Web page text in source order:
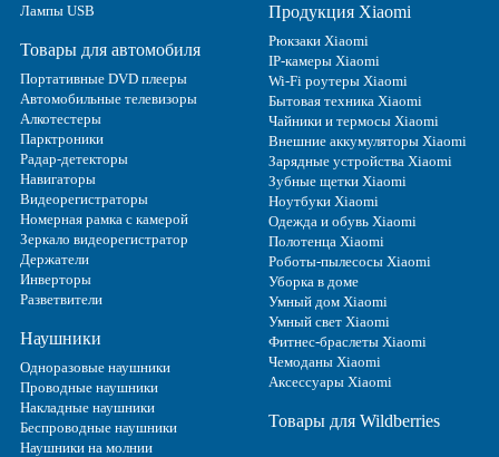
Лампы USB
Товары для автомобиля
Портативные DVD плееры
Автомобильные телевизоры
Алкотестеры
Парктроники
Радар-детекторы
Навигаторы
Видеорегистраторы
Номерная рамка с камерой
Зеркало видеорегистратор
Держатели
Инверторы
Разветвители
Наушники
Одноразовые наушники
Проводные наушники
Накладные наушники
Беспроводные наушники
Наушники на молнии
Продукция Xiaomi
Рюкзаки Xiaomi
IP-камеры Xiaomi
Wi-Fi роутеры Xiaomi
Бытовая техника Xiaomi
Чайники и термосы Xiaomi
Внешние аккумуляторы Xiaomi
Зарядные устройства Xiaomi
Зубные щетки Xiaomi
Ноутбуки Xiaomi
Одежда и обувь Xiaomi
Полотенца Xiaomi
Роботы-пылесосы Xiaomi
Уборка в доме
Умный дом Xiaomi
Умный свет Xiaomi
Фитнес-браслеты Xiaomi
Чемоданы Xiaomi
Аксессуары Xiaomi
Товары для Wildberries